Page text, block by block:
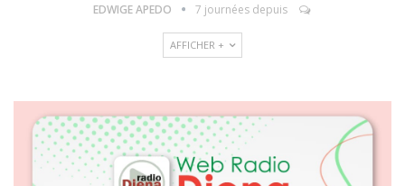
EDWIGE APEDO 7 journées depuis
AFFICHER +